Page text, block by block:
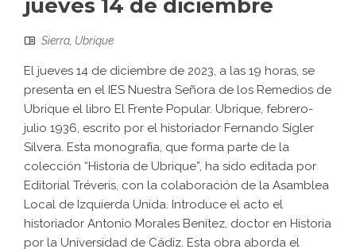
jueves 14 de diciembre
Sierra Ubrique
El jueves 14 de diciembre de 2023, a las 19 horas, se
presenta en el IES Nuestra Señora de los Remedios de
Ubrique el libro El Frente Popular. Ubrique, febrero-
julio 1936, escrito por el historiador Fernando Sígler
Silvera. Esta monografía, que forma parte de la
colección “Historia de Ubrique”, ha sido editada por
Editorial Tréveris, con la colaboración de la Asamblea
Local de Izquierda Unida. Introduce el acto el
historiador Antonio Morales Benítez, doctor en Historia
por la Universidad de Cádiz. Esta obra aborda el